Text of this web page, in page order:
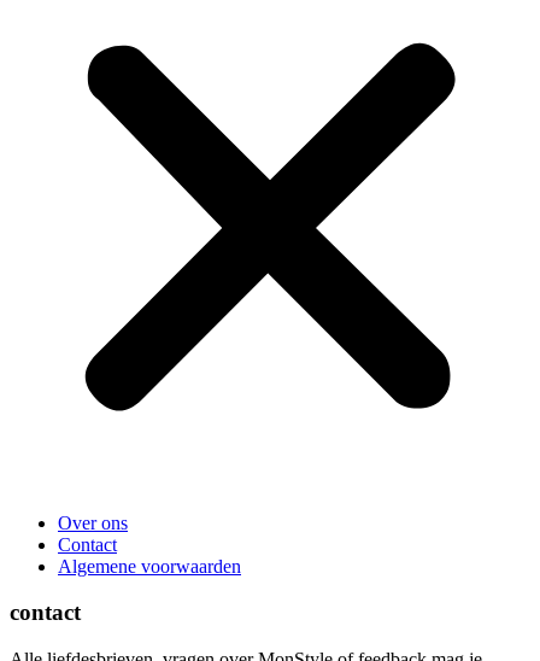
Over ons
Contact
Algemene voorwaarden
contact